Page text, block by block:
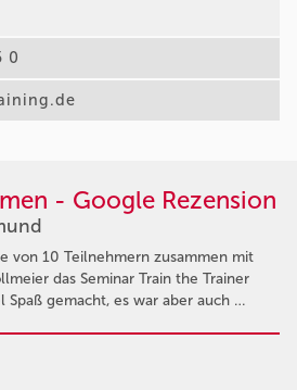
0
- Google Rezension
von 10 Teilnehmern zusammen mit
das Seminar Train the Trainer
Spaß gemacht, es war aber auch …